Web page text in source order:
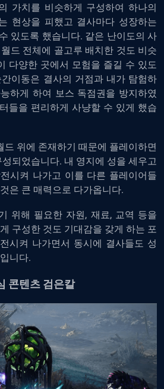
가치를 비슷하게 구성하여 하나의
현상을 피했고 결사마다 성장하는
있도록 했습니다. 같은 난이도의 사
드 전체에 골고루 배치한 것도 비슷
다양한 곳에서 모험을 즐길 수 있도
이동은 결사의 거점과 내가 탐험하
하게 하여 보스 독점권을 방지하였
들을 편리하게 사냥할 수 있게 했습
드 위에 존재하기 때문에 플레이하면
되었습니다. 내 영지에 성을 세우고
시켜 나가고 이를 다른 플레이어들
은 큰 매력으로 다가옵니다.
위해 필요한 자원, 재료, 교역 등을
구성한 것도 기대감을 갖게 하는 포
시켜 나가면서 동시에 결사들도 성
니다.
콘텐츠 검은칼